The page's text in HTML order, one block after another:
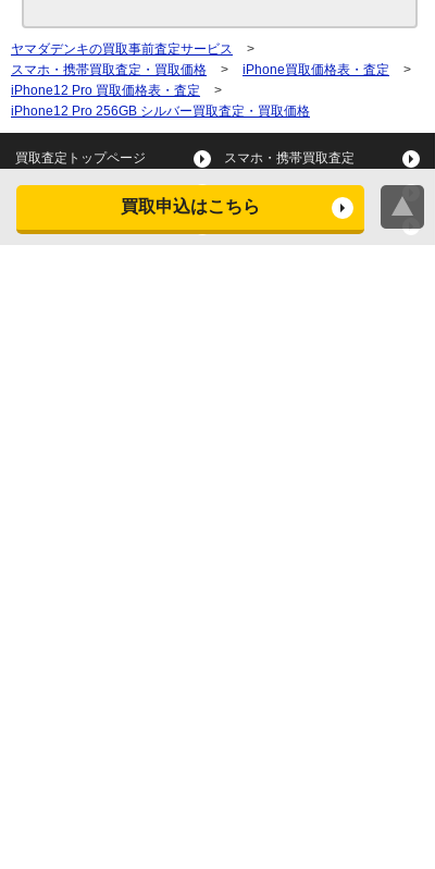
買取申込はこちら
ヤマダデンキの買取事前査定サービス
>
スマホ・携帯買取査定・買取価格
> iPhone買取価格表・査定
>
iPhone12 Pro 買取価格表・査定
>
iPhone12 Pro 256GB シルバー買取査定・買取価格
買取査定トップページ スマホ・携帯買取査定
タブレット買取査定
スマートウォッチ買取査定